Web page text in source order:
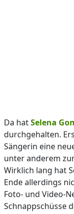
Da hatSelena
durchgehalten.
Sängerin eine
unter anderem
Wirklich lang hat
Ende allerdings
Foto- und Video-
Schnappschüsse